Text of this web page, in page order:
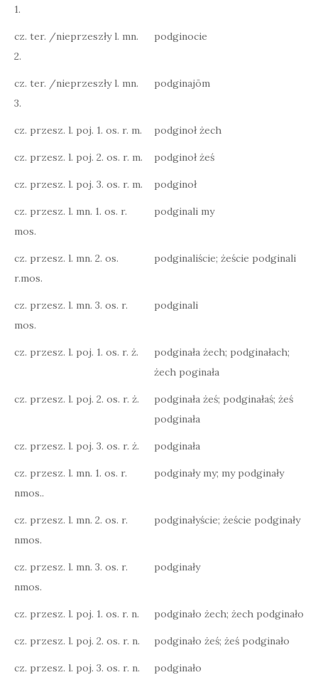
1.
cz. ter. /nieprzeszły l. mn.
2.
podginocie
cz. ter. /nieprzeszły l. mn.
3.
podginajōm
cz. przesz. l. poj. 1. os. r. m. podginoł żech
cz. przesz. l. poj. 2. os. r. m. podginoł żeś
cz. przesz. l. poj. 3. os. r. m. podginoł
cz. przesz. l. mn. 1. os. r.
mos.
podginali my
cz. przesz. l. mn. 2. os.
r.mos.
podginaliście; żeście podginali
cz. przesz. l. mn. 3. os. r.
mos.
podginali
cz. przesz. l. poj. 1. os. r. ż.
podginała żech; podginałach;
żech poginała
cz. przesz. l. poj. 2. os. r. ż.
podginała żeś; podginałaś; żeś
podginała
cz. przesz. l. poj. 3. os. r. ż. podginała
cz. przesz. l. mn. 1. os. r.
nmos..
podginały my; my podginały
cz. przesz. l. mn. 2. os. r.
nmos.
podginałyście; żeście podginały
cz. przesz. l. mn. 3. os. r.
nmos.
podginały
cz. przesz. l. poj. 1. os. r. n. podginało żech; żech podginało
cz. przesz. l. poj. 2. os. r. n. podginało żeś; żeś podginało
cz. przesz. l. poj. 3. os. r. n. podginało